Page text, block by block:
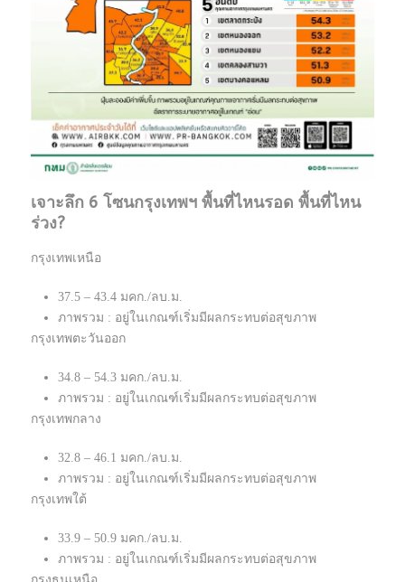
เจาะลึก 6 โซนกรุงเทพฯ พื้นที่ไหนรอด พื้นที่ไหน
ร่วง?
กรุงเทพเหนือ
37.5 – 43.4 มคก./ลบ.ม.
ภาพรวม : อยู่ในเกณฑ์เริ่มมีผลกระทบต่อสุขภาพ
กรุงเทพตะวันออก
34.8 – 54.3 มคก./ลบ.ม.
ภาพรวม : อยู่ในเกณฑ์เริ่มมีผลกระทบต่อสุขภาพ
กรุงเทพกลาง
32.8 – 46.1 มคก./ลบ.ม.
ภาพรวม : อยู่ในเกณฑ์เริ่มมีผลกระทบต่อสุขภาพ
กรุงเทพใต้
33.9 – 50.9 มคก./ลบ.ม.
ภาพรวม : อยู่ในเกณฑ์เริ่มมีผลกระทบต่อสุขภาพ